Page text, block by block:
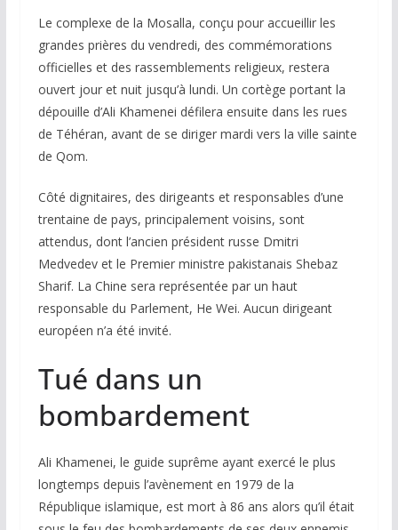
Le complexe de la Mosalla, conçu pour accueillir les
grandes prières du vendredi, des commémorations
officielles et des rassemblements religieux, restera
ouvert jour et nuit jusqu’à lundi. Un cortège portant la
dépouille d’Ali Khamenei défilera ensuite dans les rues
de Téhéran, avant de se diriger mardi vers la ville sainte
de Qom.
Côté dignitaires, des dirigeants et responsables d’une
trentaine de pays, principalement voisins, sont
attendus, dont l’ancien président russe Dmitri
Medvedev et le Premier ministre pakistanais Shebaz
Sharif. La Chine sera représentée par un haut
responsable du Parlement, He Wei. Aucun dirigeant
européen n’a été invité.
Tué dans un
bombardement
Ali Khamenei, le guide suprême ayant exercé le plus
longtemps depuis l’avènement en 1979 de la
République islamique, est mort à 86 ans alors qu’il était